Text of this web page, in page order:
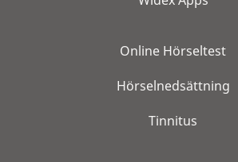
Online Hörseltest
Hörselnedsättning
Tinnitus